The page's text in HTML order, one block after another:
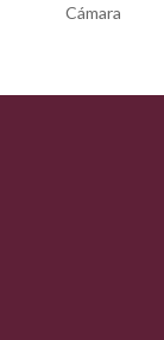
Cámara